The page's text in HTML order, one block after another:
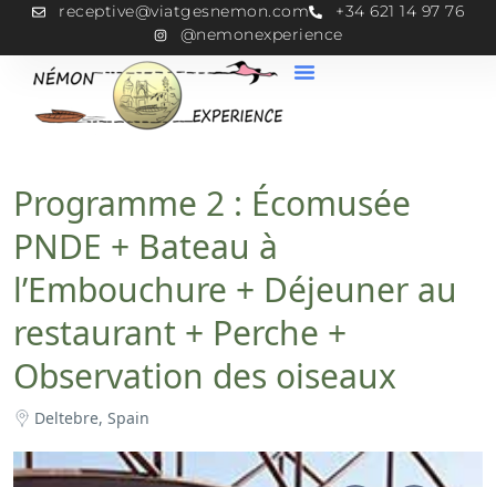
receptive@viatgesnemon.com
+34 621 14 97 76
@nemonexperience
Programme 2 : Écomusée
PNDE + Bateau à
l’Embouchure + Déjeuner au
restaurant + Perche +
Observation des oiseaux
Deltebre, Spain